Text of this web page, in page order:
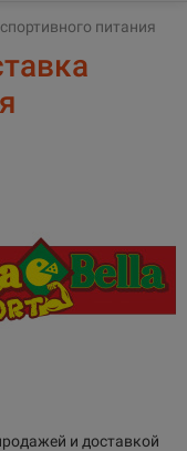
питания
и доставкой